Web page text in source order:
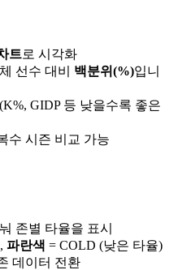
트로 시각화
선수 대비 백분위(%)입니
GIDP 등 낮을수록 좋은
수 시즌 비교 가능
존별 타율을 표시
파란색 = COLD (낮은 타율)
데이터 전환